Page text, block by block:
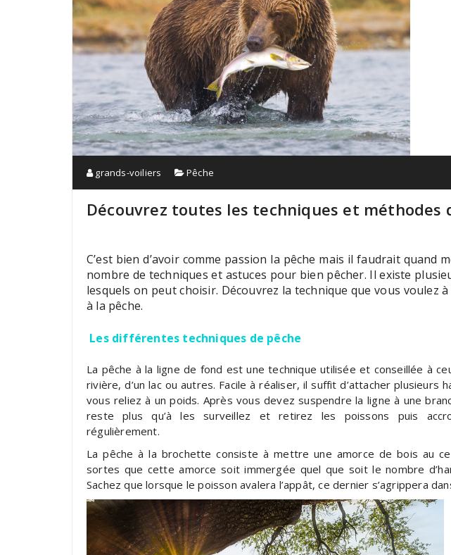
grands-voiliers Pêche
Découvrez toutes les techniques et méthodes
C’est bien d’avoir comme passion la pêche mais il faudrait quand
nombre de techniques et astuces pour bien pêcher. Il existe
lesquels on peut choisir. Découvrez la technique que vous voulez
à la pêche.
Les différentes techniques de pêche
La pêche à la ligne de fond est une technique utilisée et conseillée à
rivière, d’un lac ou autres. Facile à réaliser, il suffit d’attacher plusieurs
vous reliez à un poids. Après vous devez suspendre la ligne à une
reste plus qu’à les surveillez et retirez les poissons puis
régulièrement.
La pêche à la brochette consiste à mettre une amorce de bois au
sortes que cette amorce soit immergée quel que soit le nombre
Sachez que lorsque le poisson avalera l’appât, ce dernier s’agrippera